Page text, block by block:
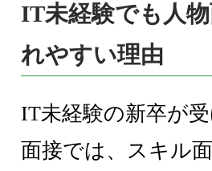
IT未経験でも人
れやすい理由
IT未経験の新卒が
面接では、スキル